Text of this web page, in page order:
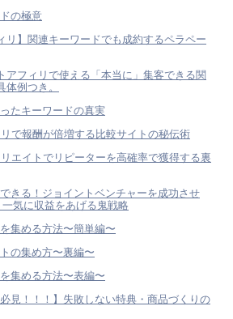
の極意
リ】関連キーワードでも成約するペラペー
アフィリで使える「本当に」集客できる関
例つき。
たキーワードの真実
で報酬が倍増する比較サイトの秘伝術
エイトでリピーターを高確率で獲得する裏
できる！ジョイントベンチャーを成功させ
一気に収益をあげる鬼戦略
集める方法〜簡単編〜
の集め方〜裏編〜
集める方法〜表編〜
必見！！！】失敗しない特典・商品づくりの